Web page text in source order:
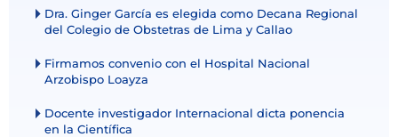
Dra. Ginger García es elegida como Decana Regional
del Colegio de Obstetras de Lima y Callao
Firmamos convenio con el Hospital Nacional
Arzobispo Loayza
Docente investigador Internacional dicta ponencia
en la Científica